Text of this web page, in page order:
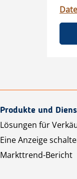
Produkte und
Lösungen für
Eine Anzeige
Markttrend-Bericht